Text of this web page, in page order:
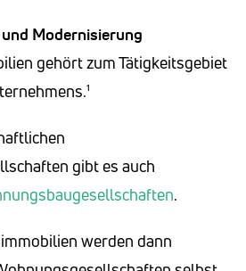
Modernisierung
gehört zum Tätigkeitsgebiet
gibt es auch
.
werden dann